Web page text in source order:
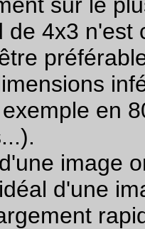
de 4x3
en
image
d'une